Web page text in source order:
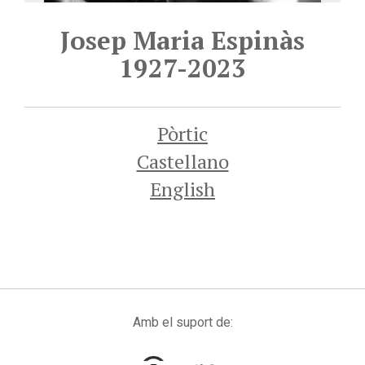
Josep Maria Espinàs
1927-2023
Pòrtic
Castellano
English
Amb el suport de: